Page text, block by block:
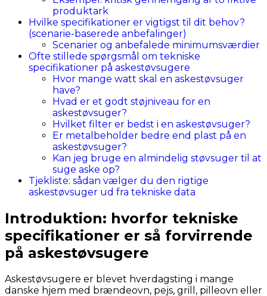
produktark
Hvilke specifikationer er vigtigst til dit behov?
(scenarie-baserede anbefalinger)
Scenarier og anbefalede minimumsværdier
Ofte stillede spørgsmål om tekniske
specifikationer på askestøvsugere
Hvor mange watt skal en askestøvsuger
have?
Hvad er et godt støjniveau for en
askestøvsuger?
Hvilket filter er bedst i en askestøvsuger?
Er metalbeholder bedre end plast på en
askestøvsuger?
Kan jeg bruge en almindelig støvsuger til at
suge aske op?
Tjekliste: sådan vælger du den rigtige
askestøvsuger ud fra tekniske data
Introduktion: hvorfor tekniske
specifikationer er så forvirrende
på askestøvsugere
Askestøvsugere er blevet hverdagsting i mange
danske hjem med brændeovn, pejs, grill, pilleovn eller